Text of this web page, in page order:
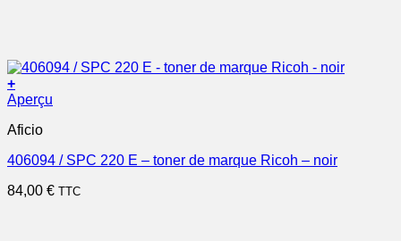
+
Aperçu
Aficio
406094 / SPC 220 E – toner de marque Ricoh – noir
84,00 € TTC